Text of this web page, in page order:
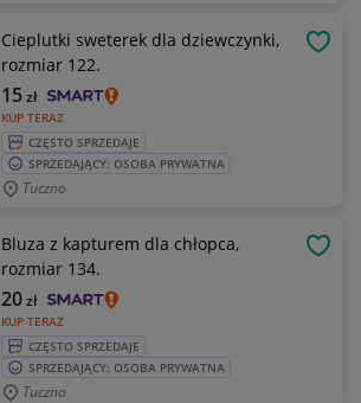
Cieplutki sweterek dla dziewczynki,
rozmiar 122.
KUP TERAZ
15zł
CZĘSTO SPRZEDAJE
SPRZEDAJĄCY: OSOBA PRYWATNA
Tuczno
Bluza z kapturem dla chłopca,
rozmiar 134.
KUP TERAZ
20zł
CZĘSTO SPRZEDAJE
SPRZEDAJĄCY: OSOBA PRYWATNA
Tuczno